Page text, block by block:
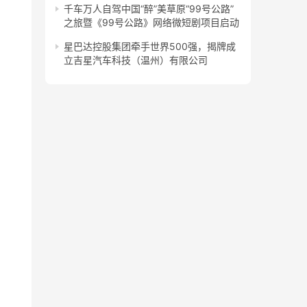
千车万人自驾中国“醉”美草原“99号公路”
之旅暨《99号公路》网络微短剧项目启动
星巴达控股集团牵手世界500强，揭牌成
立吉星汽车科技（温州）有限公司